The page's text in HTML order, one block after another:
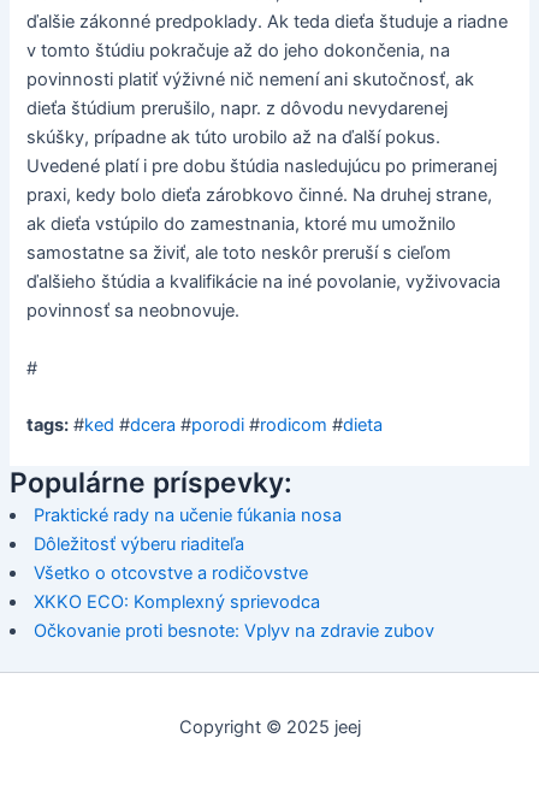
ďalšie zákonné predpoklady. Ak teda dieťa študuje a riadne
v tomto štúdiu pokračuje až do jeho dokončenia, na
povinnosti platiť výživné nič nemení ani skutočnosť, ak
dieťa štúdium prerušilo, napr. z dôvodu nevydarenej
skúšky, prípadne ak túto urobilo až na ďalší pokus.
Uvedené platí i pre dobu štúdia nasledujúcu po primeranej
praxi, kedy bolo dieťa zárobkovo činné. Na druhej strane,
ak dieťa vstúpilo do zamestnania, ktoré mu umožnilo
samostatne sa živiť, ale toto neskôr preruší s cieľom
ďalšieho štúdia a kvalifikácie na iné povolanie, vyživovacia
povinnosť sa neobnovuje.
#
tags: #ked #dcera #porodi #rodicom #dieta
Populárne príspevky:
Praktické rady na učenie fúkania nosa
Dôležitosť výberu riaditeľa
Všetko o otcovstve a rodičovstve
XKKO ECO: Komplexný sprievodca
Očkovanie proti besnote: Vplyv na zdravie zubov
Copyright © 2025 jeej